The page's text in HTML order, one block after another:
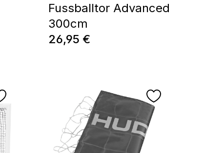
Fussballtor Advanced
300cm
Regulärer Preis:
26,95 €